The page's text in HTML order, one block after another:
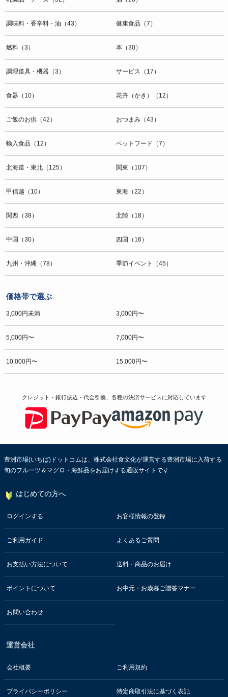
調味料・香辛料・油（43） 健康食品（7）
燃料（3） 本（30）
調理道具・機器（3） サービス（17）
食器（10） 花卉（かき）（12）
ご飯のお供（42） おつまみ（43）
輸入食品（12） ペットフード（7）
北海道・東北（125） 関東（107）
甲信越（10） 東海（22）
関西（38） 北陸（18）
中国（30） 四国（16）
九州・沖縄（78） 季節イベント（45）
価格帯で選ぶ
3,000円未満 3,000円〜
5,000円〜 7,000円〜
10,000円〜 15,000円〜
クレジット・銀行振込・代金引換、各種の決済サービスに対応しています
豊洲市場(いちば)ドットコムは、株式会社食文化が運営する豊洲市場に入荷する
旬のフルーツ＆マグロ・海鮮品をお届けする通販サイトです
はじめての方へ
ログインする お客様情報の登録
ご利用ガイド よくあるご質問
お支払い方法について 送料・商品のお届け
ポイントについて お中元・お歳暮ご贈答マナー
お問い合わせ
運営会社
会社概要 ご利用規約
プライバシーポリシー 特定商取引法に基づく表記